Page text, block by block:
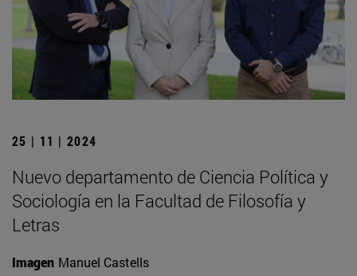
25 | 11 | 2024
Nuevo departamento de Ciencia Política y
Sociología en la Facultad de Filosofía y
Letras
Imagen Manuel Castells